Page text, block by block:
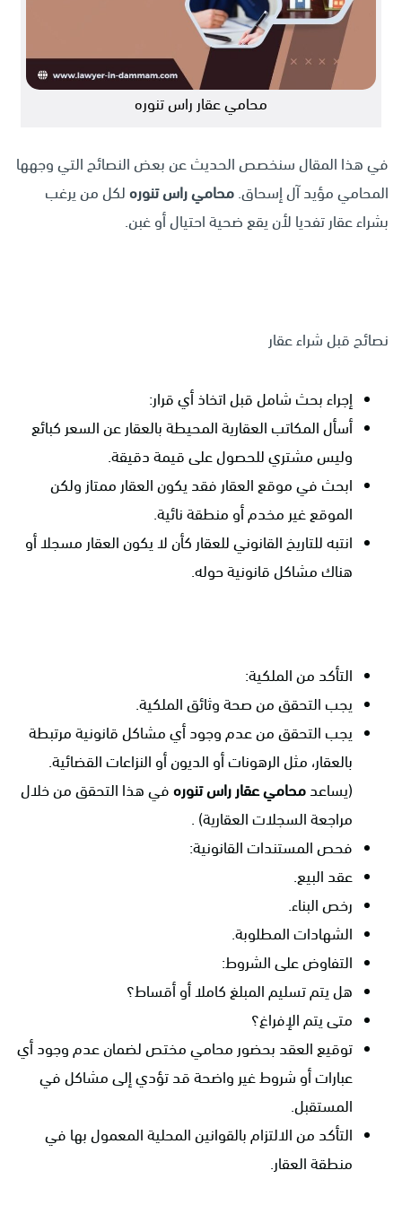
محامي عقار راس تنوره
في هذا المقال سنخصص الحديث عن بعض النصائح التي وجهها
المحامي مؤيد آل إسحاق.محامي راس تنورهلكل من يرغب
بشراء عقار تفديا لأن يقع ضحية احتيال أو غبن.
نصائح قبل شراء عقار
إجراء بحث شامل قبل اتخاذ أي قرار:
أسأل المكاتب العقارية المحيطة بالعقار عن السعر كبائع
وليس مشتري للحصول على قيمة دقيقة.
ابحث في موقع العقار فقد يكون العقار ممتاز ولكن
الموقع غير مخدم أو منطقة نائية.
انتبه للتاريخ القانوني للعقار كأن لا يكون العقار مسجلا أو
هناك مشاكل قانونية حوله.
التأكد من الملكية:
يجب التحقق من صحة وثائق الملكية.
يجب التحقق من عدم وجود أي مشاكل قانونية مرتبطة
بالعقار، مثل الرهونات أو الديون أو النزاعات القضائية.
(يساعدمحامي عقار راس تنورهفي هذا التحقق من خلال
مراجعة السجلات العقارية) .
فحص المستندات القانونية:
عقد البيع.
رخص البناء.
الشهادات المطلوبة.
التفاوض على الشروط:
هل يتم تسليم المبلغ كاملا أو أقساط؟
متى يتم الإفراغ؟
توقيع العقد بحضور محامي مختص لضمان عدم وجود أي
عبارات أو شروط غير واضحة قد تؤدي إلى مشاكل في
المستقبل.
التأكد من الالتزام بالقوانين المحلية المعمول بها في
منطقة العقار.